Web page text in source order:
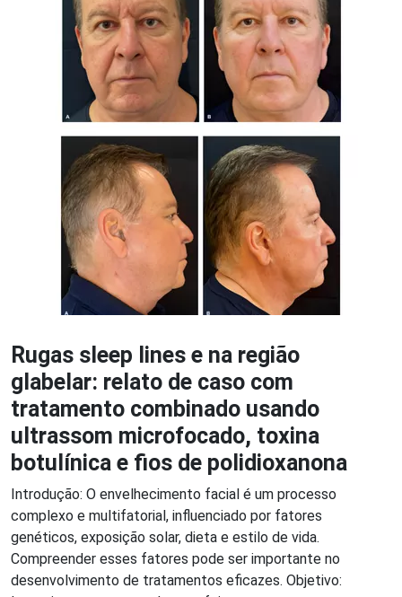
Rugas sleep lines e na região
glabelar: relato de caso com
tratamento combinado usando
ultrassom microfocado, toxina
botulínica e fios de polidioxanona
Introdução: O envelhecimento facial é um processo
complexo e multifatorial, influenciado por fatores
genéticos, exposição solar, dieta e estilo de vida.
Compreender esses fatores pode ser importante no
desenvolvimento de tratamentos eficazes. Objetivo: